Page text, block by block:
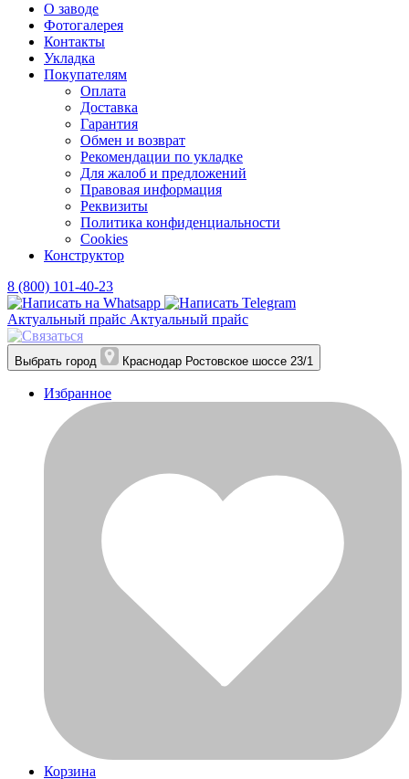
О заводе
Фотогалерея
Контакты
Укладка
Покупателям
Оплата
Доставка
Гарантия
Обмен и возврат
Рекомендации по укладке
Для жалоб и предложений
Правовая информация
Реквизиты
Политика конфиденциальности
Cookies
Конструктор
8 (800) 101-40-23
Актуальный прайс Актуальный прайс
Выбрать город Краснодар Ростовское шоссе 23/1
Избранное
Корзина